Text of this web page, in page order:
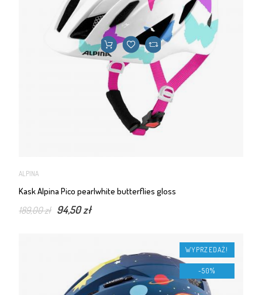
ALPINA
Kask Alpina Pico pearlwhite butterflies gloss
189,00 zł 94,50 zł
WYPRZEDAŻ!
-50%